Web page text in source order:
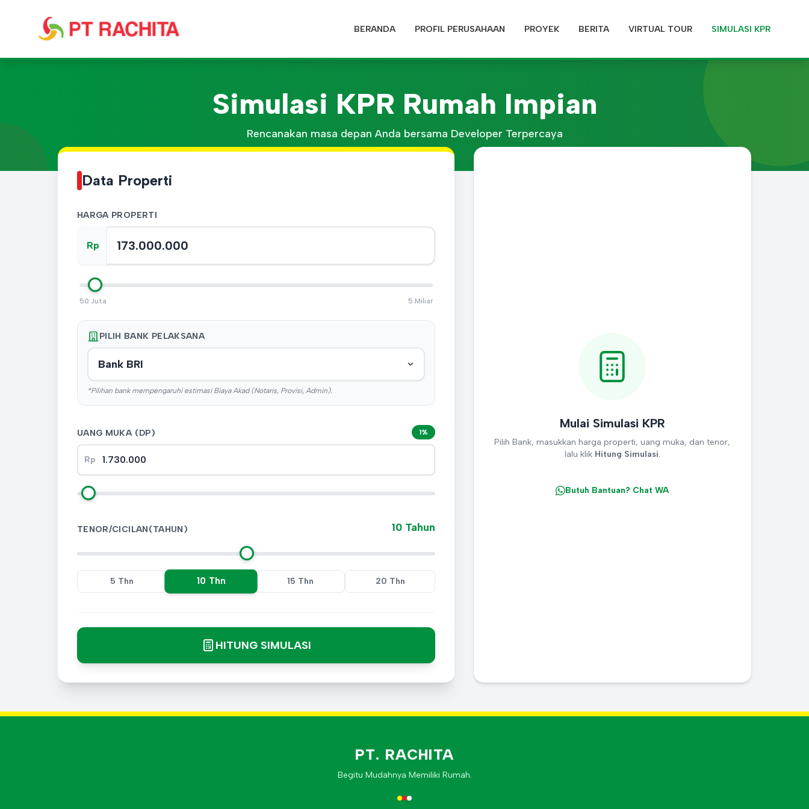
BERANDA PROFIL PERUSAHAAN PROYEK BERITA VIRTUAL TOUR SIMULASI KPR
Simulasi KPR Rumah Impian
Rencanakan masa depan Anda bersama Developer Terpercaya
Data Properti
HARGA PROPERTI
Rp
50 Juta 5 Miliar
PILIH BANK PELAKSANA
*Pilihan bank mempengaruhi estimasi Biaya Akad (Notaris, Provisi, Admin).
UANG MUKA (DP) 1%
Rp
TENOR/CICILAN(TAHUN) 10 Tahun
5 Thn 10 Thn 15 Thn 20 Thn
HITUNG SIMULASI
Mulai Simulasi KPR
Pilih Bank, masukkan harga properti, uang muka, dan tenor,
lalu klik Hitung Simulasi.
Butuh Bantuan? Chat WA
PT. RACHITA
Begitu Mudahnya Memiliki Rumah.